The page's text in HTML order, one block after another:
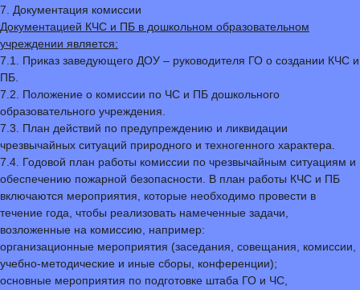
7. Документация комиссии
Документацией КЧС и ПБ в дошкольном образовательном
учреждении является:
7.1. Приказ заведующего ДОУ – руководителя ГО о создании КЧС и
ПБ.
7.2. Положение о комиссии по ЧС и ПБ дошкольного
образовательного учреждения.
7.3. План действий по предупреждению и ликвидации
чрезвычайных ситуаций природного и техногенного характера.
7.4. Годовой план работы комиссии по чрезвычайным ситуациям и
обеспечению пожарной безопасности. В план работы КЧС и ПБ
включаются мероприятия, которые необходимо провести в
течение года, чтобы реализовать намеченные задачи,
возложенные на комиссию, например:
организационные мероприятия (заседания, совещания, комиссии,
учебно-методические и иные сборы, конференции);
основные мероприятия по подготовке штаба ГО и ЧС,